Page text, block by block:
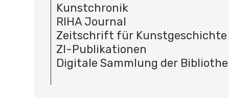
Kunstchronik
RIHA Journal
Zeitschrift für Kunstgeschichte
ZI-Publikationen
Digitale Sammlung der